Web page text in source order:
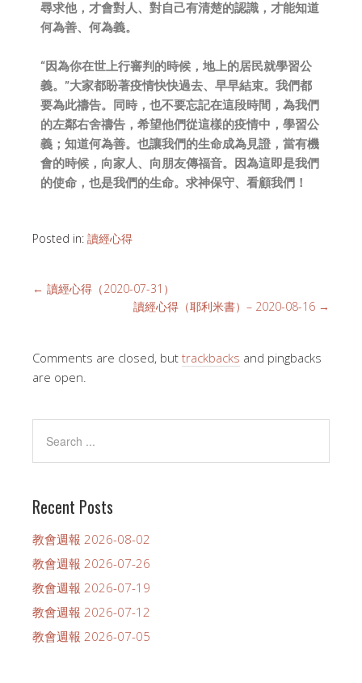
尋求他，才會對人、對自己有清楚的認識，才能知道
何為善、何為義。
“因為你在世上行審判的時候，地上的居民就學習公
義。”大家都盼著疫情快快過去、早早結束。我們都
要為此禱告。同時，也不要忘記在這段時間，為我們
的左鄰右舍禱告，希望他們從這樣的疫情中，學習公
義；知道何為善。也讓我們的生命成為見證，當有機
會的時候，向家人、向朋友傳福音。因為這即是我們
的使命，也是我們的生命。求神保守、看顧我們！
Posted in: 讀經心得
← 讀經心得（2020-07-31）
讀經心得（耶利米書）– 2020-08-16 →
Comments are closed, but trackbacks and pingbacks
are open.
Recent Posts
教會週報 2026-08-02
教會週報 2026-07-26
教會週報 2026-07-19
教會週報 2026-07-12
教會週報 2026-07-05